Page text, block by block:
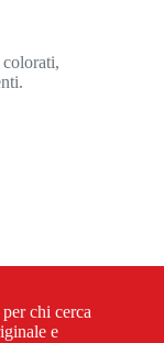
chi cerca
e